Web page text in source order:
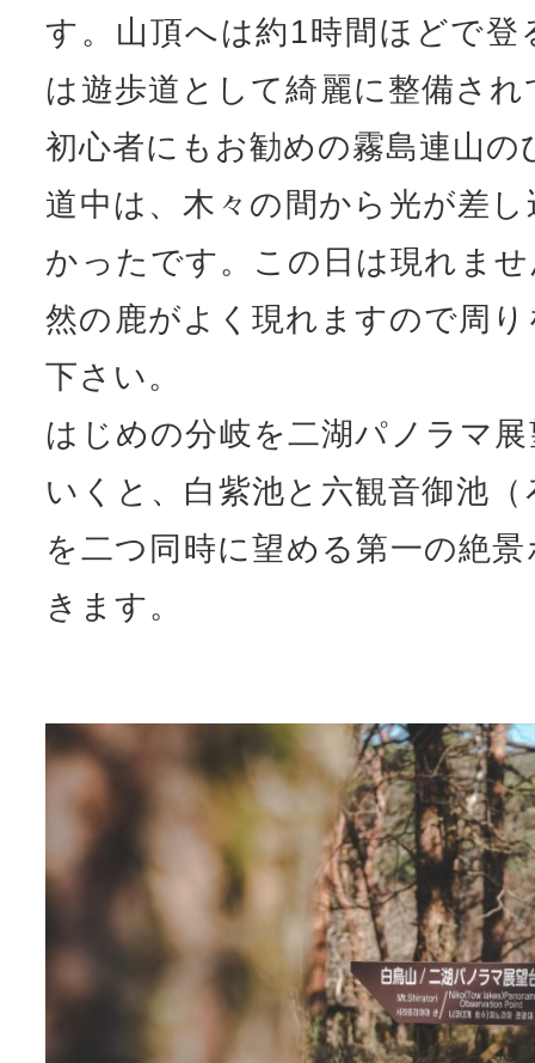
す。山頂へは約1時間ほどで
は遊歩道として綺麗に整備さ
初心者にもお勧めの霧島連山の
道中は、木々の間から光が差
かったです。この日は現れま
然の鹿がよく現れますので周
下さい。
はじめの分岐を二湖パノラマ
いくと、白紫池と六観音御池
を二つ同時に望める第一の絶
きます。